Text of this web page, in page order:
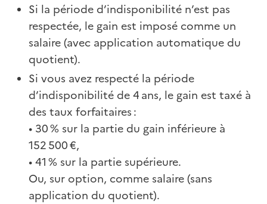
Si la période d’indisponibilité n’est pas
respectée, le gain est imposé comme un
salaire (avec application automatique du
quotient).
Si vous avez respecté la période
d’indisponibilité de 4 ans, le gain est taxé à
des taux forfaitaires :
• 30 % sur la partie du gain inférieure à
152 500 €,
• 41 % sur la partie supérieure.
Ou, sur option, comme salaire (sans
application du quotient).